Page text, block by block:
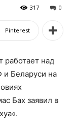
0
317
Pinterest
над
и Беларуси на
Бах заявил в